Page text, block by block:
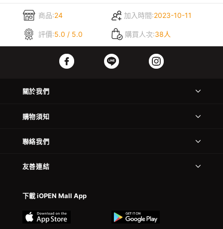
商品:24 加入時間:2023-10-11
評價:5.0 / 5.0 購買人次:38人
關於我們
購物須知
聯絡我們
友善連結
下載 iOPEN Mall App